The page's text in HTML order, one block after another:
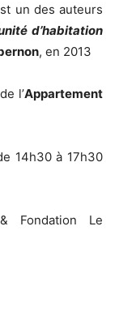
un des auteurs
d’habitation
, en 2013
l’Appartement
14h30 à 17h30
Fondation Le